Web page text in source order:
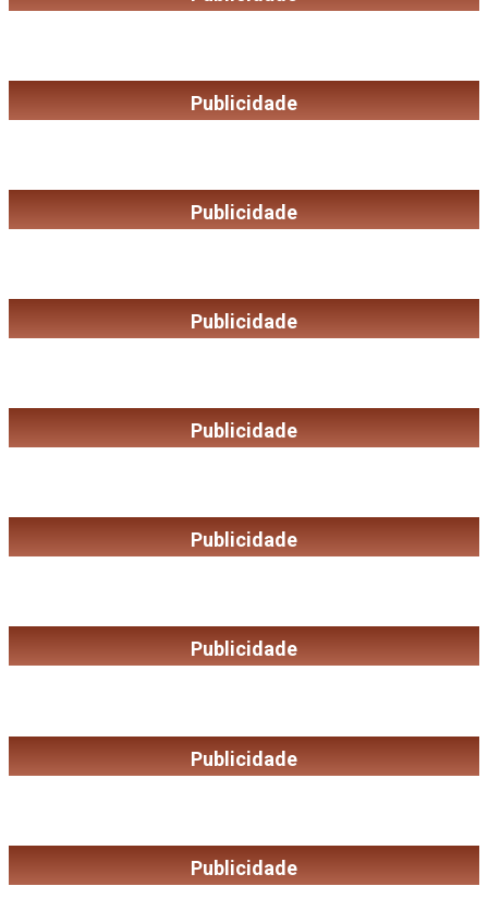
Publicidade
Publicidade
Publicidade
Publicidade
Publicidade
Publicidade
Publicidade
Publicidade